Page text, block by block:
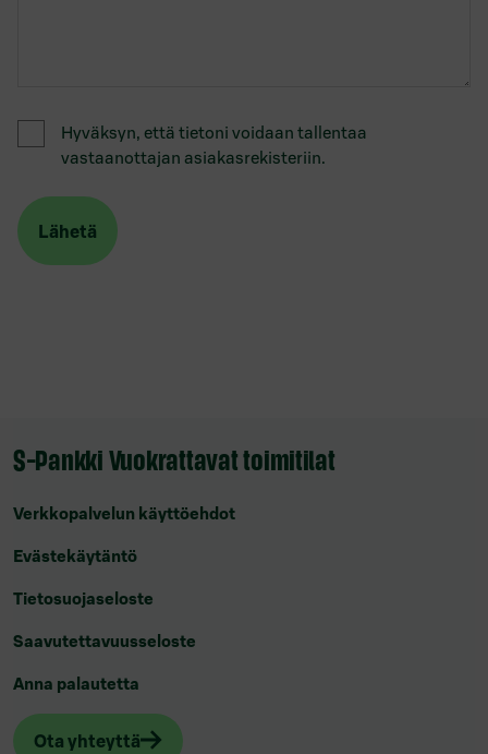
Hyväksyn, että tietoni voidaan tallentaa
vastaanottajan asiakasrekisteriin.
S-Pankki Vuokrattavat toimitilat
Verkkopalvelun käyttöehdot
Evästekäytäntö
Tietosuojaseloste
Saavutettavuusseloste
Anna palautetta
Ota yhteyttä